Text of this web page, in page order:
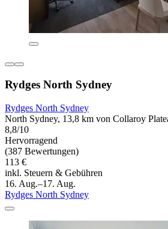
Rydges North Sydney
Rydges North Sydney
North Sydney, 13,8 km von Collaroy
8,8/10
Hervorragend
(387 Bewertungen)
113 €
inkl. Steuern & Gebühren
16. Aug.–17. Aug.
Rydges North Sydney